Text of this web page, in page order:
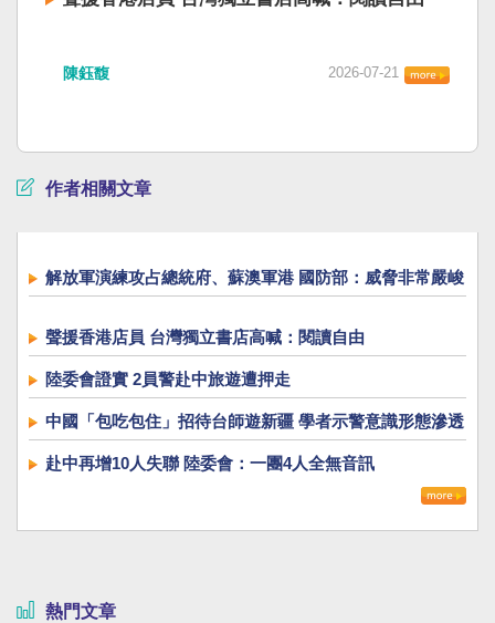
陳鈺馥 2026-07-21
作者相關文章
解放軍演練攻占總統府、蘇澳軍港 國防部：威脅非常嚴峻
聲援香港店員 台灣獨立書店高喊：閱讀自由
陸委會證實 2員警赴中旅遊遭押走
中國「包吃包住」招待台師遊新疆 學者示警意識形態滲透
赴中再增10人失聯 陸委會：一團4人全無音訊
熱門文章